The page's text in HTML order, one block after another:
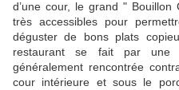
d’une cour, le grand "
très accessibles pour
déguster de bons plats
restaurant se fait par une
généralement rencontrée
cour intérieure et sous le